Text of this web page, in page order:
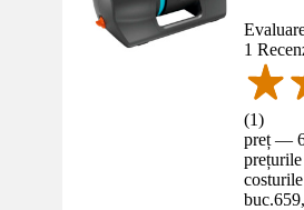
1
(1)
preț —
buc.